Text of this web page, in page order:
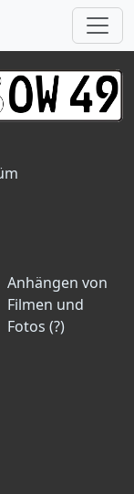
Anhängen von
Filmen und
Fotos (?)